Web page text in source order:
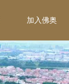
加入佛奥